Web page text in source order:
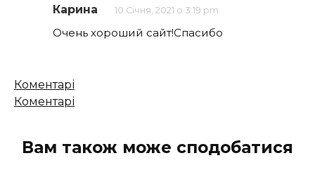
Карина 10 Січня, 2021 о 3:19 pm
Очень хороший сайт!Спасибо
Кількість
коментарів
Коментарі
Коментарі
Вам також може сподобатися